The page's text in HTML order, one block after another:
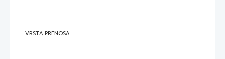
VRSTA PRENOSA